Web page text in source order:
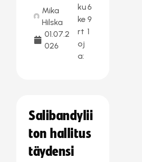
Mika
Hilska
01.07.2
026
ku
ke
rt
oj
a:
6
9
1
Salibandylii
ton hallitus
täydensi